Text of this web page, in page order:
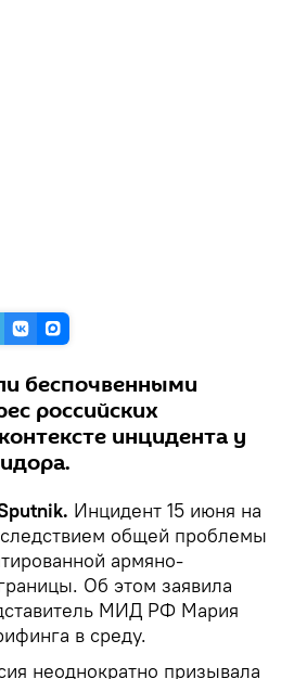
беспочвенными
российских
инцидента у
Инцидент 15 июня на
общей проблемы
армяно-
Об этом заявила
МИД РФ Мария
в среду.
неоднократно призывала